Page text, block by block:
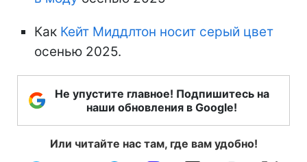
Как Кейт Миддлтон носит серый цвет
осенью 2025.
Не упустите главное! Подпишитесь на
наши обновления в Google!
Или читайте нас там, где вам удобно!